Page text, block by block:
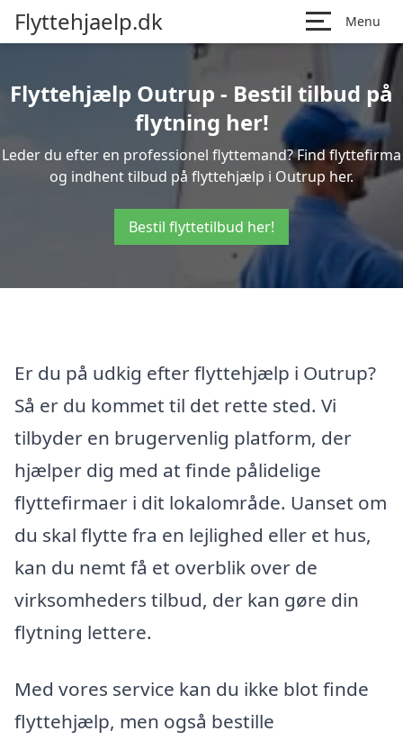
Flyttehjaelp.dk Menu
Flyttehjælp Outrup - Bestil tilbud på
flytning her!
Leder du efter en professionel flyttemand? Find flyttefirma
og indhent tilbud på flyttehjælp i Outrup her.
Bestil flyttetilbud her!
Er du på udkig efter flyttehjælp i Outrup?
Så er du kommet til det rette sted. Vi
tilbyder en brugervenlig platform, der
hjælper dig med at finde pålidelige
flyttefirmaer i dit lokalområde. Uanset om
du skal flytte fra en lejlighed eller et hus,
kan du nemt få et overblik over de
virksomheders tilbud, der kan gøre din
flytning lettere.
Med vores service kan du ikke blot finde
flyttehjælp, men også bestille